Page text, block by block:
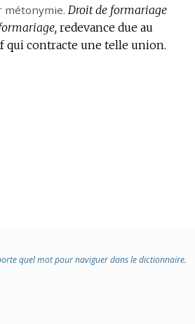
métonymie. Droit de formariage
redevance due au
qui contracte une telle union.
quel mot pour naviguer dans le dictionnaire.